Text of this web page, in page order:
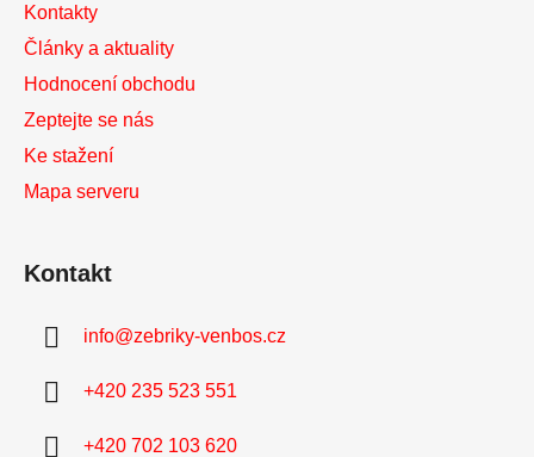
Kontakty
Články a aktuality
Hodnocení obchodu
Zeptejte se nás
Ke stažení
Mapa serveru
Kontakt
info@zebriky-venbos.cz
+420 235 523 551
+420 702 103 620